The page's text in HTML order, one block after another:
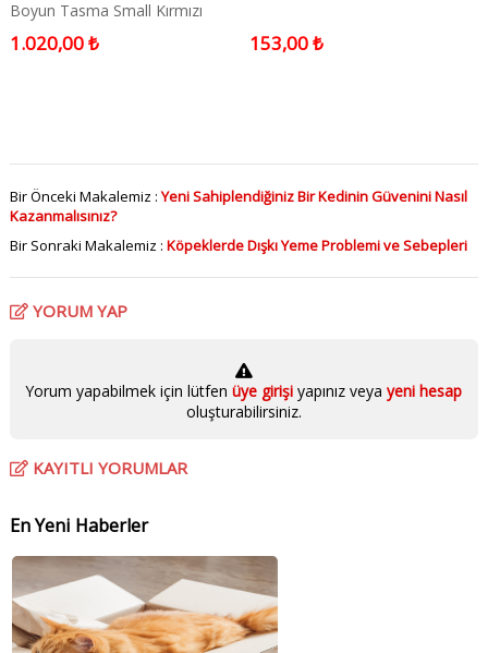
Boyun Tasma Small Kırmızı
1.020,00 ₺ 153,00 ₺
Bir Önceki Makalemiz :Yeni Sahiplendiğiniz Bir Kedinin Güvenini Nasıl
Kazanmalısınız?
Bir Sonraki Makalemiz : Köpeklerde Dışkı Yeme Problemi ve Sebepleri
YORUM YAP
Yorum yapabilmek için lütfenüye girişiyapınız veya yeni hesap
oluşturabilirsiniz.
KAYITLI YORUMLAR
En Yeni Haberler